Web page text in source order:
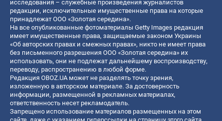
исследования – служебные произведения журналистов
редакции, исключительные имущественные права на которые
принадлежат ООО «Золотая середина».
На все опубликованные фотоматериалы Getty Images редакция
имеет имущественные права, защищаемые законом Украины
«Об авторских правах и смежных правах», никто не имеет права
без письменного разрешения ООО «Золотая середина» их
использовать, они не подлежат дальнейшему воспроизводству,
переводу, распространению в любой форме.
Редакция OBOZ.UA может не разделять точку зрения,
изложенную в авторском материале. За достоверность
информации, размещенной в рекламных материалах,
ответственность несет рекламодатель.
Запрещено использование материалов размещенных на этом